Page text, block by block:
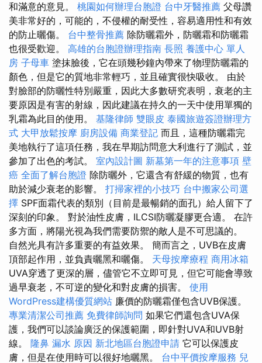
和滿意的意見。 桃園如何辦理台胞證 台中牙醫推薦 父母讚
美非常好的，可能的，不侵權的耐受性，容易適用性和有效
的防止曬傷。 台中整骨推薦 除防曬霜外，防曬霜和防曬霜
也很受歡迎。 高雄的台胞證辦理指南 長照 養護中心 單人
房 子母車 塗抹臉後，它在頭幾秒鐘內帶來了物理防曬霜的
顏色，但是它的質地非常輕巧，並且確實很快吸收。 由於
對臉部的防曬性特別嚴重，因此大多數研究表明，衰老的主
要原因是有害的射線，因此建議在持久的一天中使用單獨的
乳霜為此目的使用。 基隆律師 雙眼皮 泰國旅遊簽證辦理方
式 大甲放鬆按摩 廚房設備 商業登記 而且，這種防曬霜完
美地執行了這項任務，我在早期訪問意大利進行了測試，並
參加了出色的考試。 室內設計圖 新墓第一年的注意事項 壁
癌 全面了解台胞證 除防曬外，它還含有舒緩的物質，也有
助於減少衰老的影響。 打掃家裡的小技巧 台中搬家公司選
擇 SPF面霜代表的類別（目前是最暢銷的面孔）給人留下了
深刻的印象。 對於油性皮膚，ILCSI防曬凝膠更合適。 在許
多方面，將陽光視為我們需要防禦的敵人是不可思議的。
自然光具有許多重要的有益效果。 簡而言之，UVB在皮膚
頂部起作用，並負責曬黑和曬傷。 天母按摩療程 商用冰箱
UVA穿透了更深的層，儘管它不立即可見，但它可能會導致
過早衰老，不可逆的變化和對皮膚的損害。 使用
WordPress建構優質網站 廉價的防曬霜僅包含UVB保護。
專業清潔公司推薦 免費律師詢問 如果它們還包含UVA保
護，我們可以談論廣泛的保護範圍，即針對UVA和UVB射
線。 隆鼻 漏水 原因 新北地區台胞證申請 它可以保護皮
膚，但是在使用時可以很好地曬黑。 台中平價按摩服務 兒